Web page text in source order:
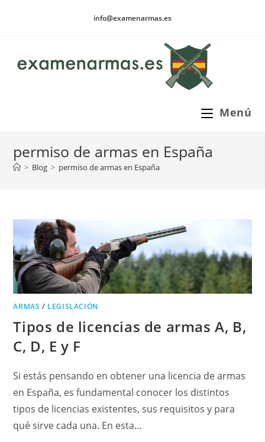
info@examenarmas.es
Menú
permiso de armas en España
> Blog > permiso de armas en España
ARMAS / LEGISLACIÓN
Tipos de licencias de armas A, B,
C, D, E y F
Si estás pensando en obtener una licencia de armas
en España, es fundamental conocer los distintos
tipos de licencias existentes, sus requisitos y para
qué sirve cada una. En esta…